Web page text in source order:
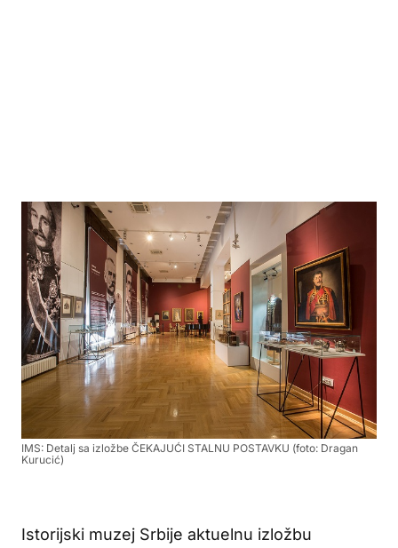
IMS: Detalj sa izložbe ČEKAJUĆI STALNU POSTAVKU (foto: Dragan
Kurucić)
Istorijski muzej Srbije aktuelnu izložbu